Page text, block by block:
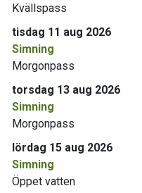
Kvällspass
tisdag 11 aug 2026
Simning
Morgonpass
torsdag 13 aug 2026
Simning
Morgonpass
lördag 15 aug 2026
Simning
Öppet vatten